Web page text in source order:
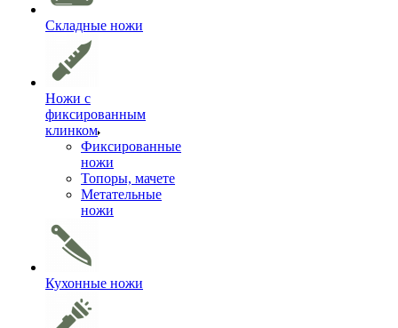
Складные ножи
Ножи с
фиксированным
клинком
Фиксированные
ножи
Топоры, мачете
Метательные
ножи
Кухонные ножи